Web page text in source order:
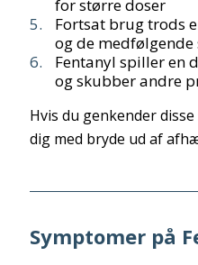
for større doser
Fortsat brug trods
og de medfølgende
Fentanyl spiller en
og skubber andre
Hvis du genkender
dig med bryde ud af
Symptomer på